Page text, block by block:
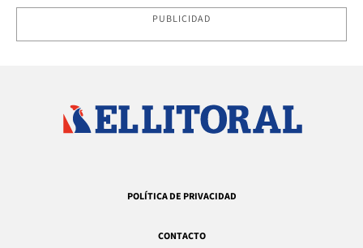
PUBLICIDAD
POLÍTICA DE PRIVACIDAD
CONTACTO